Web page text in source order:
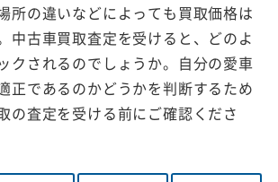
所の違いなどによっても買取価格は
中古車買取査定を受けると、どのよ
クされるのでしょうか。自分の愛車
正であるのかどうかを判断するため
の査定を受ける前にご確認くださ